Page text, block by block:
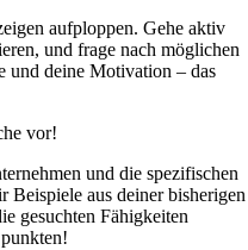
aufploppen. Gehe aktiv
und frage nach möglichen
und deine Motivation – das
vor!
und die spezifischen
Beispiele aus deiner bisherigen
gesuchten Fähigkeiten